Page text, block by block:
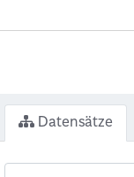
Datensätze